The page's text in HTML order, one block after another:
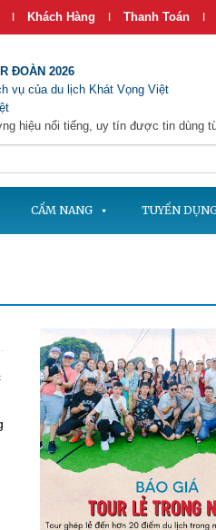
| Khách Hàng | Thanh Toán |
ĐOÀN 2026
vụ của du lịch Khát Vọng Việt
hiệu nổi tiếng, uy tín được tin dùng
CẨM NANG TUYỂN